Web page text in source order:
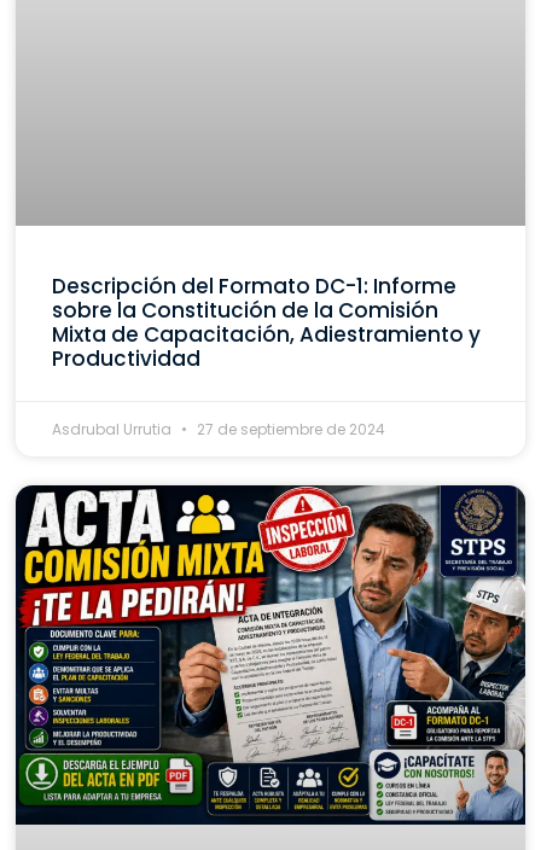
Descripción del Formato DC-1: Informe
sobre la Constitución de la Comisión
Mixta de Capacitación, Adiestramiento y
Productividad
Asdrubal Urrutia 27 de septiembre de 2024